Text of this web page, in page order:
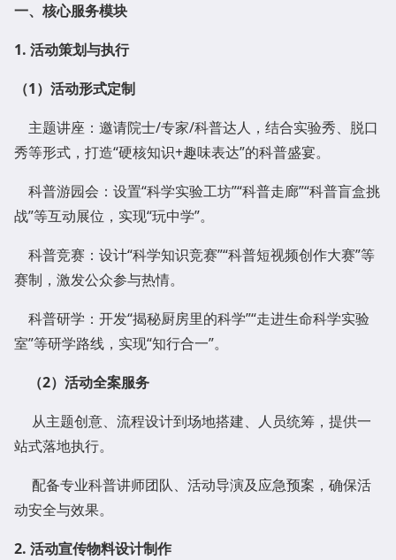
一、核心服务模块
1. 活动策划与执行
（1） 活动形式定制
主题讲座：邀请院士/专家/科普达人，结合实验秀、脱口
秀等形式，打造“硬核知识+趣味表达”的科普盛宴。
科普游园会：设置“科学实验工坊”“科普走廊”“科普盲盒挑
战”等互动展位，实现“玩中学”。
科普竞赛：设计“科学知识竞赛”“科普短视频创作大赛”等
赛制，激发公众参与热情。
科普研学：开发“揭秘厨房里的科学”“走进生命科学实验
室”等研学路线，实现“知行合一”。
（2） 活动全案服务
从主题创意、流程设计到场地搭建、人员统筹，提供一
站式落地执行。
配备专业科普讲师团队、活动导演及应急预案，确保活
动安全与效果。
2. 活动宣传物料设计制作